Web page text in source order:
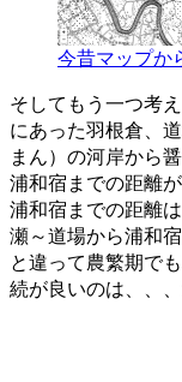
今昔マップか
そしてもう一つ考
にあった羽根倉、
まん）の河岸から
浦和宿までの距離
浦和宿までの距離
瀬～道場から浦和
と違って農繁期で
続が良いのは、、、